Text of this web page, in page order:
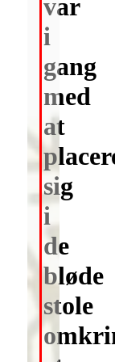
var
i
gang
med
at
sig
i
de
bløde
stole